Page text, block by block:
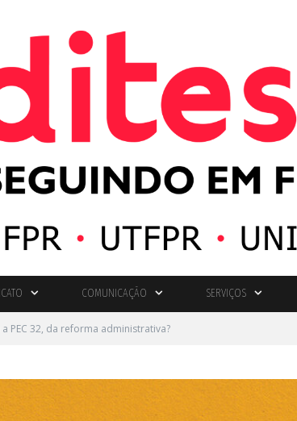
COMUNICAÇÃO SERVIÇOS
PEC 32, da reforma administrativa?